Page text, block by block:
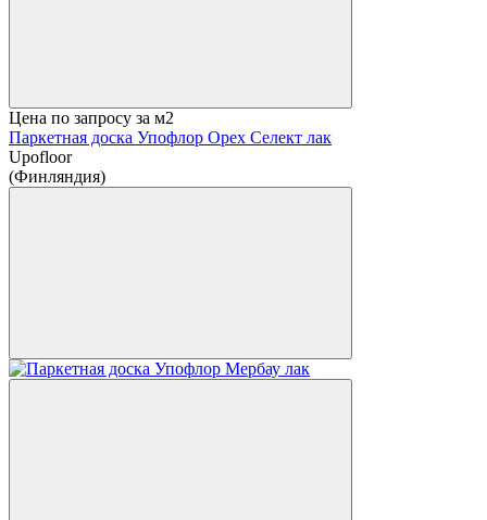
Цена по запросу за м2
Паркетная доска Упофлор Орех Селект лак
Upofloor
(Финляндия)